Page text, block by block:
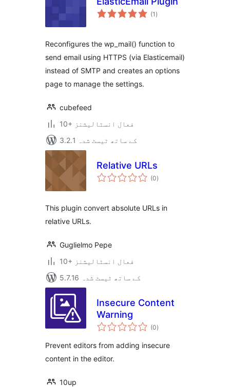
(1 مجموعی
درجہ
)
Reconfigures the wp_mail() function to
send email using HTTPS (via Elasticemail)
instead of SMTP and creates an options
page to manage the settings.
cubefeed
10+ فعال انسٹالیشنز
3.2.1 کے ساتھ ٹیسٹ شدہ
Relative URLs
(0مجموعی
درجہ
)
This plugin convert absolute URLs in
relative URLs.
Guglielmo Pepe
10+ فعال انسٹالیشنز
5.7.16 کے ساتھ ٹیسٹ شدہ
Insecure Content
Warning
(0مجموعی
درجہ
)
Prevent editors from adding insecure
content in the editor.
10up